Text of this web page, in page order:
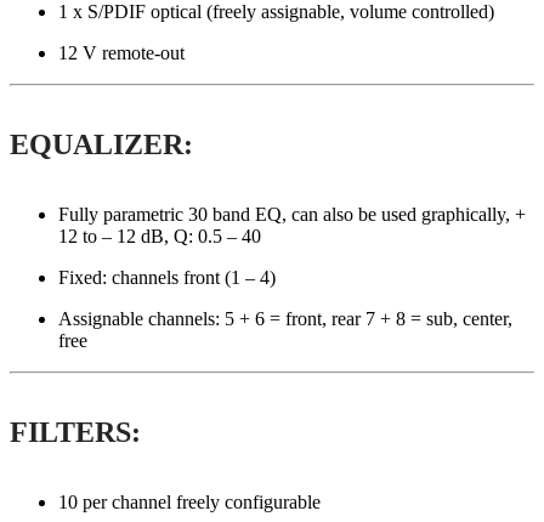
1 x S/PDIF optical (freely assignable, volume controlled)
12 V remote-out
EQUALIZER:
Fully parametric 30 band EQ, can also be used graphically, +
12 to – 12 dB, Q: 0.5 – 40
Fixed: channels front (1 – 4)
Assignable channels: 5 + 6 = front, rear 7 + 8 = sub, center,
free
FILTERS:
10 per channel freely configurable